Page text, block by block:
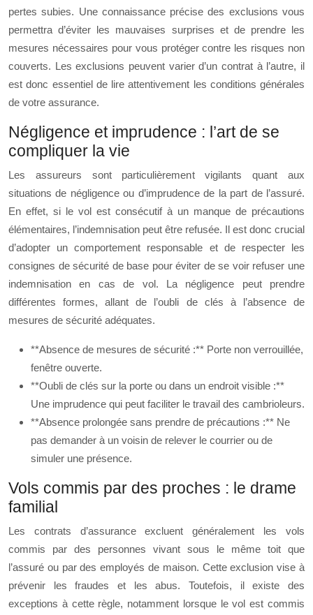
pertes subies. Une connaissance précise des exclusions vous
permettra d’éviter les mauvaises surprises et de prendre les
mesures nécessaires pour vous protéger contre les risques non
couverts. Les exclusions peuvent varier d’un contrat à l’autre, il
est donc essentiel de lire attentivement les conditions générales
de votre assurance.
Négligence et imprudence : l’art de se
compliquer la vie
Les assureurs sont particulièrement vigilants quant aux
situations de négligence ou d’imprudence de la part de l’assuré.
En effet, si le vol est consécutif à un manque de précautions
élémentaires, l’indemnisation peut être refusée. Il est donc crucial
d’adopter un comportement responsable et de respecter les
consignes de sécurité de base pour éviter de se voir refuser une
indemnisation en cas de vol. La négligence peut prendre
différentes formes, allant de l’oubli de clés à l’absence de
mesures de sécurité adéquates.
**Absence de mesures de sécurité :** Porte non verrouillée,
fenêtre ouverte.
**Oubli de clés sur la porte ou dans un endroit visible :**
Une imprudence qui peut faciliter le travail des cambrioleurs.
**Absence prolongée sans prendre de précautions :** Ne
pas demander à un voisin de relever le courrier ou de
simuler une présence.
Vols commis par des proches : le drame
familial
Les contrats d’assurance excluent généralement les vols
commis par des personnes vivant sous le même toit que
l’assuré ou par des employés de maison. Cette exclusion vise à
prévenir les fraudes et les abus. Toutefois, il existe des
exceptions à cette règle, notamment lorsque le vol est commis